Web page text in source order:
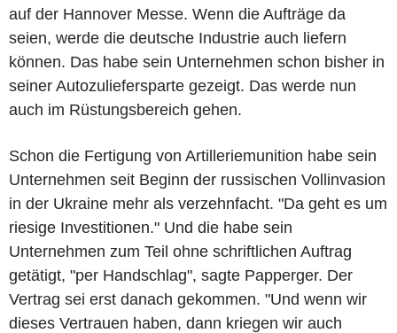
auf der Hannover Messe. Wenn die Aufträge da
seien, werde die deutsche Industrie auch liefern
können. Das habe sein Unternehmen schon bisher in
seiner Autozuliefersparte gezeigt. Das werde nun
auch im Rüstungsbereich gehen.
Schon die Fertigung von Artilleriemunition habe sein
Unternehmen seit Beginn der russischen Vollinvasion
in der Ukraine mehr als verzehnfacht. "Da geht es um
riesige Investitionen." Und die habe sein
Unternehmen zum Teil ohne schriftlichen Auftrag
getätigt, "per Handschlag", sagte Papperger. Der
Vertrag sei erst danach gekommen. "Und wenn wir
dieses Vertrauen haben, dann kriegen wir auch